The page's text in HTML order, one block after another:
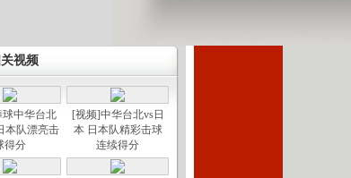
视频
中华台北
本队漂亮击
得分
[视频]中华台北vs日
本 日本队精彩击球
连续得分